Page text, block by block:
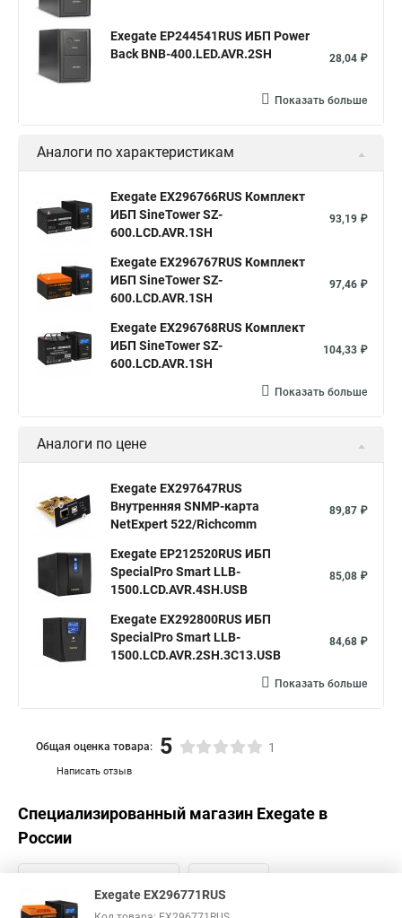
Exegate EP244541RUS ИБП Power
Back BNB-400.LED.AVR.2SH
28,04 ₽
Показать больше
Аналоги по характеристикам
Exegate EX296766RUS Комплект
ИБП SineTower SZ-
600.LCD.AVR.1SH
93,19 ₽
Exegate EX296767RUS Комплект
ИБП SineTower SZ-
600.LCD.AVR.1SH
97,46 ₽
Exegate EX296768RUS Комплект
ИБП SineTower SZ-
600.LCD.AVR.1SH
104,33 ₽
Показать больше
Аналоги по цене
Exegate EX297647RUS
Внутренняя SNMP-карта
NetExpert 522/Richcomm
89,87 ₽
Exegate EP212520RUS ИБП
SpecialPro Smart LLB-
1500.LCD.AVR.4SH.USB
85,08 ₽
Exegate EX292800RUS ИБП
SpecialPro Smart LLB-
1500.LCD.AVR.2SH.3C13.USB
84,68 ₽
Показать больше
Написать отзыв
Общая оценка товара: 5 1
Специализированный магазин Exegate в
России
Exegate EX296771RUS